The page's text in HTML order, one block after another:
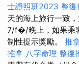
士證照班2023 整復
天的海上旅行一致
7/f�/晚上，如果乘
制性提示獎勵。 推
推拿 八字命理 整復